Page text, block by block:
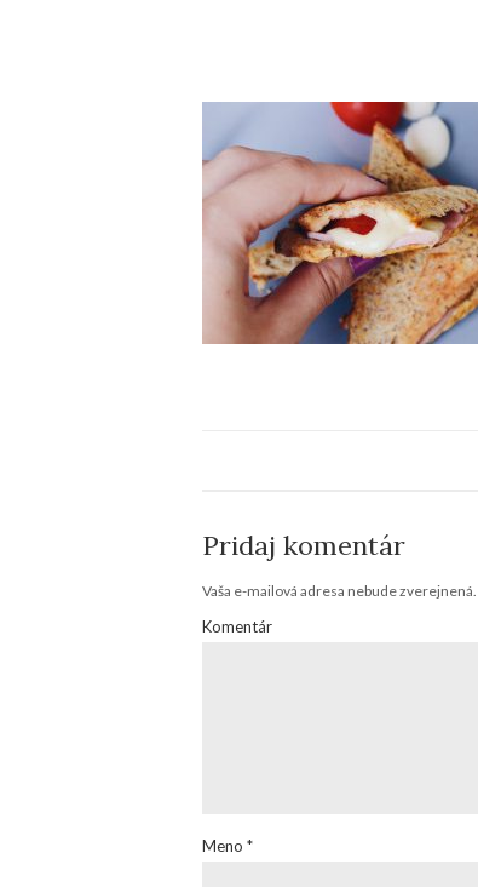
Pridaj komentár
Vaša e-mailová adresa nebude zverejnená.
Komentár
Meno *